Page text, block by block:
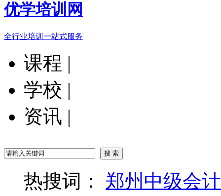
优学培训网
全行业培训一站式服务
课程 |
学校 |
资讯 |
热搜词： 郑州中级会